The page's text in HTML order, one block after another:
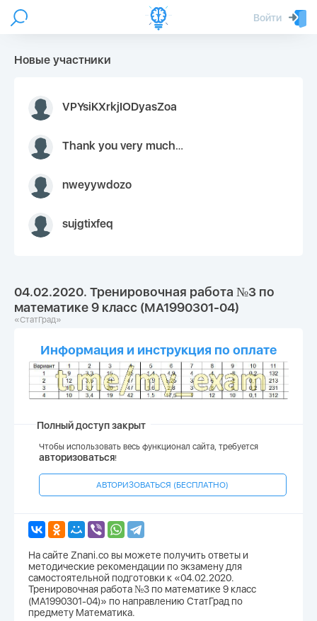
Войти
Новые участники
VPYsiKXrkjIODyasZoa
Thank you very much for your inquiry We appreciate you 9126052 https://youtube.com faceapple !
nweyywdozo
sujgtixfeq
04.02.2020. Тренировочная работа №3 по
математике 9 класс (МА1990301-04)
«СтатГрад»
Информация и инструкция по оплате
Полный доступ закрыт
Чтобы использовать весь функционал сайта, требуется
авторизоваться!
АВТОРИЗОВАТЬСЯ (БЕСПЛАТНО)
На сайте Znani.co вы можете получить ответы и
методические рекомендации по экзамену для
самостоятельной подготовки к «04.02.2020.
Тренировочная работа №3 по математике 9 класс
(МА1990301-04)» по направлению СтатГрад по
предмету Математика.